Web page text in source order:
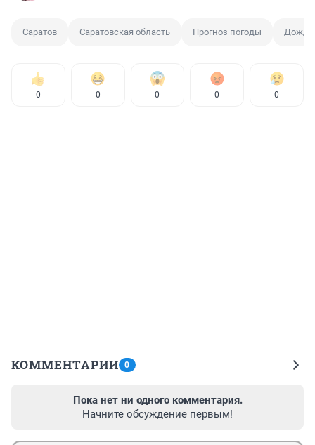
Саратов Саратовская область Прогноз погоды Дождь
0 0 0 0 0
КОММЕНТАРИИ 0
Пока нет ни одного комментария.
Начните обсуждение первым!